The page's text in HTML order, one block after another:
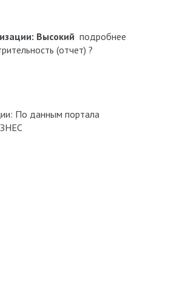
Высокий подробнее
(отчет) ?
По данным портала